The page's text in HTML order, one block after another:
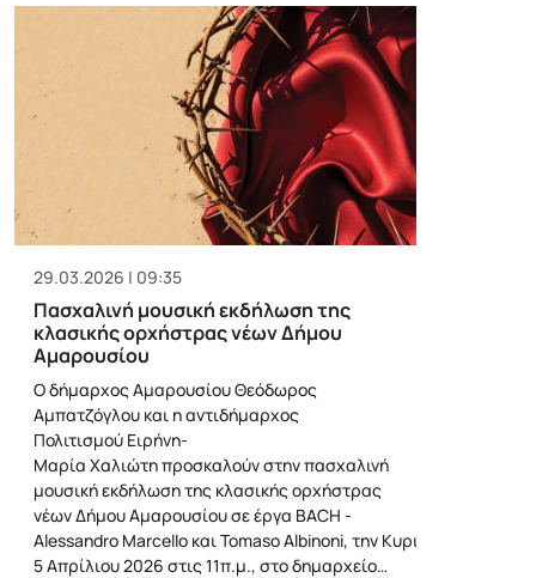
29.03.2026 | 09:35
Πασχαλινή μουσική εκδήλωση της
κλασικής ορχήστρας νέων Δήμου
Αμαρουσίου
Ο δήμαρχος Αμαρουσίου Θεόδωρος
Αμπατζόγλου και η αντιδήμαρχος
Πολιτισμού Ειρήνη-
Μαρία Χαλιώτη προσκαλούν στην πασχαλινή
μουσική εκδήλωση της κλασικής ορχήστρας
νέων Δήμου Αμαρουσίου σε έργα BACH -
Alessandro Marcello και Tomaso Albinoni, την Κυριακή
5 Απρίλιου 2026 στις 11π.μ., στο δημαρχείο…